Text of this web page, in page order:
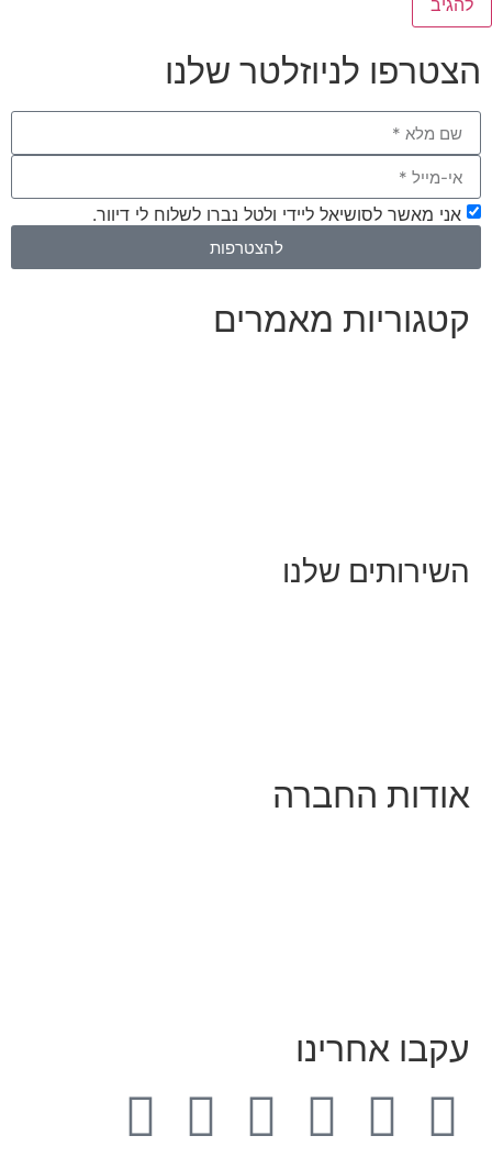
הצטרפו לניוזלטר שלנו
אני מאשר לסושיאל ליידי ולטל נברו לשלוח לי דיוור.
להצטרפות
קטגוריות מאמרים
השירותים שלנו
אודות החברה
עקבו אחרינו